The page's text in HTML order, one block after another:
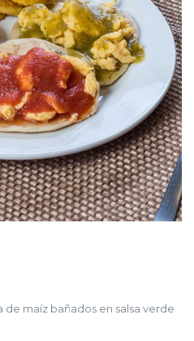
maíz bañados en salsa verde